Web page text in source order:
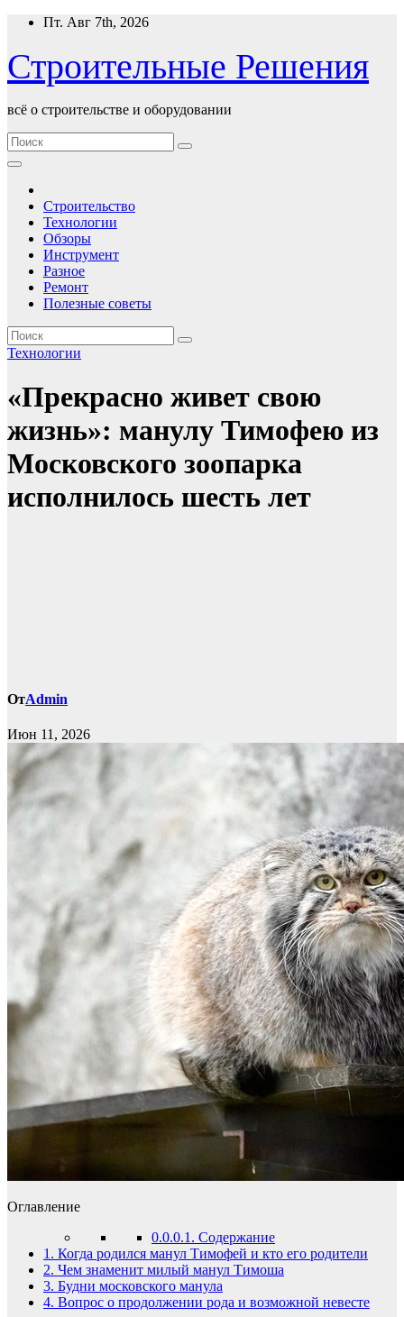
Перейти
содержимому
Пт. Авг 7th, 2026
Строительные Решения
всё о строительстве и оборудовании
Строительство
Технологии
Обзоры
Инструмент
Разное
Ремонт
Полезные советы
Технологии
«Прекрасно живет свою
жизнь»: манулу Тимофею из
Московского зоопарка
исполнилось шесть лет
ОтAdmin
Июн 11, 2026
Оглавление
0.0.0.1. Содержание
1. Когда родился манул Тимофей и кто его родители
2. Чем знаменит милый манул Тимоша
3. Будни московского манула
4. Вопрос о продолжении рода и возможной невесте